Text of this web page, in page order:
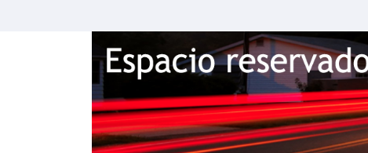
Revista Lo Ultimo